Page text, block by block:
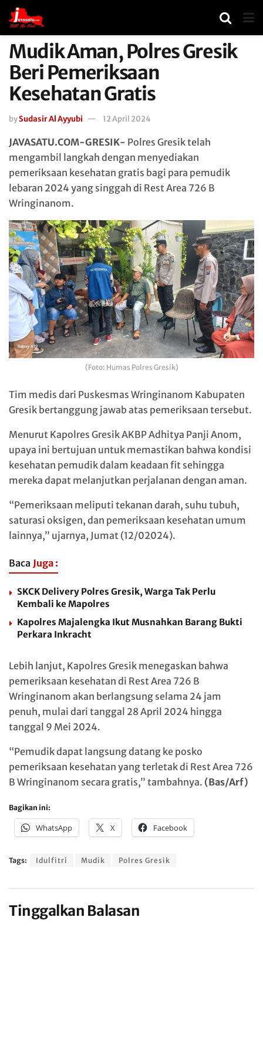
Mudik Aman, Polres Gresik
Beri Pemeriksaan
Kesehatan Gratis
bySudasir Al Ayyubi 12 April 2024
JAVASATU.COM-GRESIK- Polres Gresik telah
mengambil langkah dengan menyediakan
pemeriksaan kesehatan gratis bagi para pemudik
lebaran 2024 yang singgah di Rest Area 726 B
Wringinanom.
(Foto: Humas Polres Gresik)
Tim medis dari Puskesmas Wringinanom Kabupaten
Gresik bertanggung jawab atas pemeriksaan tersebut.
Menurut Kapolres Gresik AKBP Adhitya Panji Anom,
upaya ini bertujuan untuk memastikan bahwa kondisi
kesehatan pemudik dalam keadaan fit sehingga
mereka dapat melanjutkan perjalanan dengan aman.
“Pemeriksaan meliputi tekanan darah, suhu tubuh,
saturasi oksigen, dan pemeriksaan kesehatan umum
lainnya,” ujarnya, Jumat (12/02024).
Baca Juga :
SKCK Delivery Polres Gresik, Warga Tak Perlu
Kembali ke Mapolres
Kapolres Majalengka Ikut Musnahkan Barang Bukti
Perkara Inkracht
Lebih lanjut, Kapolres Gresik menegaskan bahwa
pemeriksaan kesehatan di Rest Area 726 B
Wringinanom akan berlangsung selama 24 jam
penuh, mulai dari tanggal 28 April 2024 hingga
tanggal 9 Mei 2024.
“Pemudik dapat langsung datang ke posko
pemeriksaan kesehatan yang terletak di Rest Area 726
B Wringinanom secara gratis,” tambahnya. (Bas/Arf)
Bagikan ini:
WhatsApp X Facebook
Tags: Idulfitri Mudik Polres Gresik
Tinggalkan Balasan